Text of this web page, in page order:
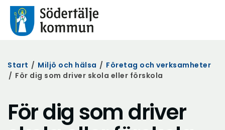
Start / Miljö och hälsa / Företag och verksamheter
/ För dig som driver skola eller förskola
För dig som driver